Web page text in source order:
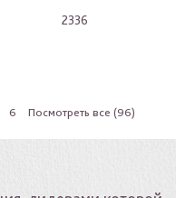
2336
6 Посмотреть все (96)